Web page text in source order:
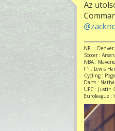
Az
NFL :
Soccer :
NBA :
F1 : Lewis
Cycling :
Darts :
UFC : Justin
Euroleague :